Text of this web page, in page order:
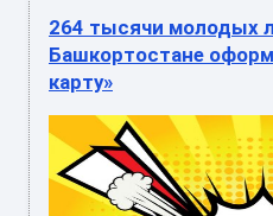
264 тысячи молодых
Башкортостане
карту»